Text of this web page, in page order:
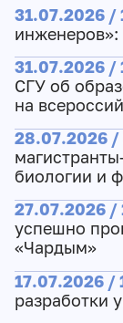
31.07.2026 /
инженеров»:
31.07.2026 /
СГУ об
на
28.07.2026 /
биологии и
27.07.2026 /
успешно
«Чардым»
17.07.2026 /
разработки